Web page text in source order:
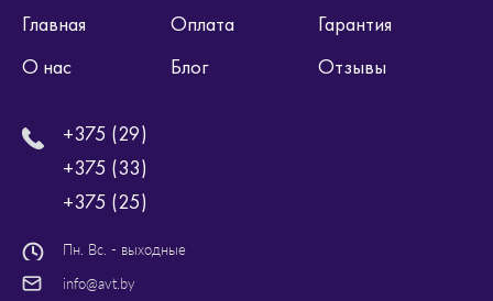
Главная Оплата
Гарантия
О нас
Блог Отзывы
+375 (29)
+375 (33)
+375 (25)
Пн. Вс. - выходные
info@avt.by